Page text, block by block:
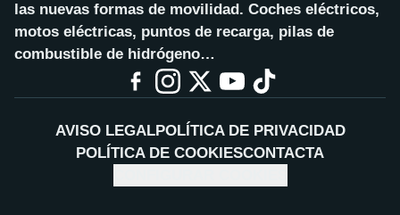
las nuevas formas de movilidad. Coches eléctricos,
motos eléctricas, puntos de recarga, pilas de
combustible de hidrógeno…
AVISO LEGALPOLÍTICA DE PRIVACIDAD
POLÍTICA DE COOKIESCONTACTA